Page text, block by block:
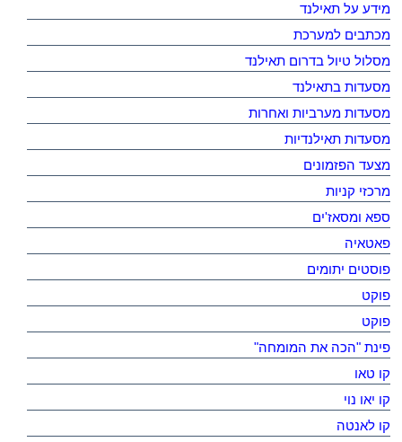
מידע על תאילנד
מכתבים למערכת
מסלול טיול בדרום תאילנד
מסעדות בתאילנד
מסעדות מערביות ואחרות
מסעדות תאילנדיות
מצעד הפזמונים
מרכזי קניות
ספא ומסאז'ים
פאטאיה
פוסטים יתומים
פוקט
פוקט
פינת "הכה את המומחה"
קו טאו
קו יאו נוי
קו לאנטה